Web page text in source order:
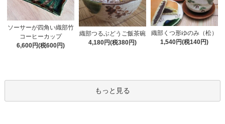
ソーサーが四角い織部竹
コーヒーカップ
6,600円(税600円)
織部つるぶどうご飯茶碗
4,180円(税380円)
織部くつ形ゆのみ（松）
1,540円(税140円)
もっと見る